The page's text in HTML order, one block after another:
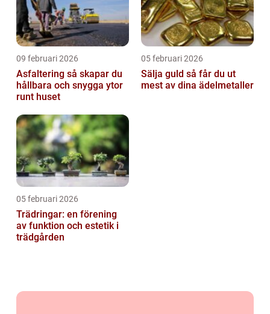
09 februari 2026
Asfaltering så skapar du
hållbara och snygga ytor
runt huset
05 februari 2026
Sälja guld så får du ut
mest av dina ädelmetaller
05 februari 2026
Trädringar: en förening
av funktion och estetik i
trädgården